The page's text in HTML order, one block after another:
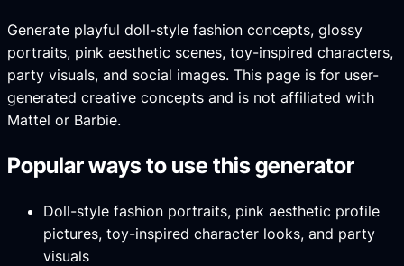
Generate playful doll-style fashion concepts, glossy
portraits, pink aesthetic scenes, toy-inspired characters,
party visuals, and social images. This page is for user-
generated creative concepts and is not affiliated with
Mattel or Barbie.
Popular ways to use this generator
Doll-style fashion portraits, pink aesthetic profile
pictures, toy-inspired character looks, and party
visuals